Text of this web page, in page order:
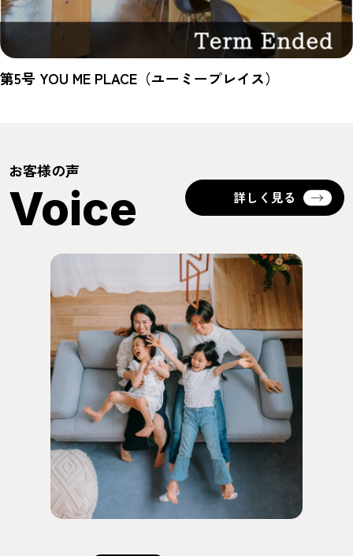
第5号 YOU ME PLACE（ユーミープレイス）
お客様の声
Voice 詳しく見る